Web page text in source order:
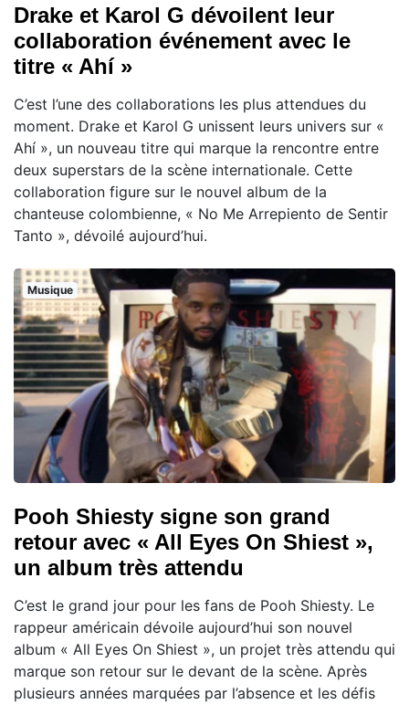
Drake et Karol G dévoilent leur
collaboration événement avec le
titre « Ahí »
C’est l’une des collaborations les plus attendues du
moment. Drake et Karol G unissent leurs univers sur «
Ahí », un nouveau titre qui marque la rencontre entre
deux superstars de la scène internationale. Cette
collaboration figure sur le nouvel album de la
chanteuse colombienne, « No Me Arrepiento de Sentir
Tanto », dévoilé aujourd’hui.
Musique
Pooh Shiesty signe son grand
retour avec « All Eyes On Shiest »,
un album très attendu
C’est le grand jour pour les fans de Pooh Shiesty. Le
rappeur américain dévoile aujourd’hui son nouvel
album « All Eyes On Shiest », un projet très attendu qui
marque son retour sur le devant de la scène. Après
plusieurs années marquées par l’absence et les défis